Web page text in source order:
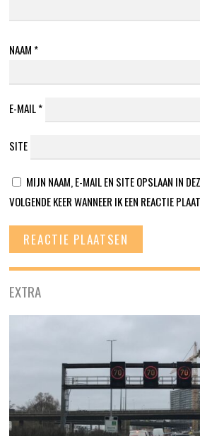
NAAM *
E-MAIL*
SITE
MIJN NAAM, E-MAIL EN SITE OPSLAAN IN
VOLGENDE KEER WANNEER IK EEN REACTIE
EXTRA